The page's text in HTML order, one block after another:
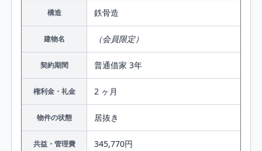
構造 鉄⾻造
建物名 （会員限定）
契約期間 普通借家 3年
権利金・礼金 2 ヶ月
物件の状態 居抜き
共益・管理費 345,770円